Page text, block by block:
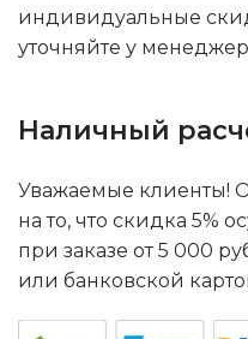
индивидуальные
уточняйте у
Наличный
Уважаемые клиенты!
на то, что скидка 5%
при заказе от 5 000
или банковской